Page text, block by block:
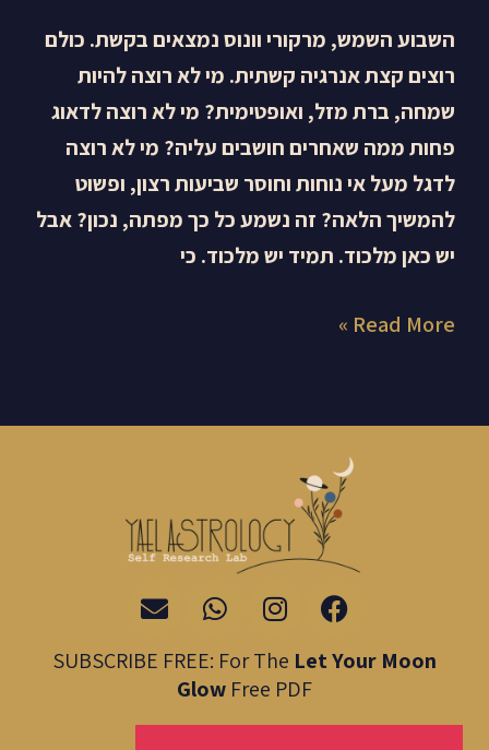
השבוע השמש, מרקורי וונוס נמצאים בקשת. כולם
רוצים קצת אנרגיה קשתית. מי לא רוצה להיות
שמחה, ברת מזל, ואופטימית? מי לא רוצה לדאוג
פחות ממה שאחרים חושבים עליה? מי לא רוצה
לדגל מעל אי נוחות וחוסר שביעות רצון, ופשוט
להמשיך הלאה? זה נשמע כל כך מפתה, נכון? אבל
יש כאן מלכוד. תמיד יש מלכוד. כי
Read More »
F
a
c
e
o
I
n
s
t
a
g
W
h
a
t
s
a
E
n
v
e
o
SUBSCRIBE FREE: For The Let Your Moon
Glow Free PDF